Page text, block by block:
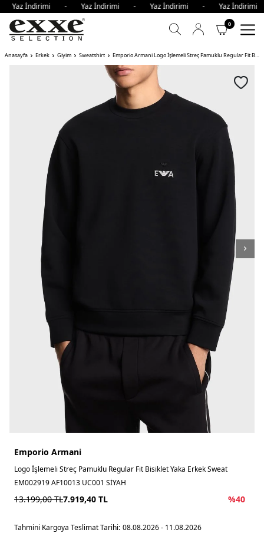
İndirimi - Yaz İndirimi - Yaz İndirimi - Yaz
0
Anasayfa Erkek Giyim Sweatshirt Emporio Armani Logo İşlemeli Streç Pamuklu Regular Fit Bisiklet Yaka Erkek Sweat
Emporio Armani
Logo İşlemeli Streç Pamuklu Regular Fit Bisiklet Yaka Erkek Sweat
EM002919 AF10013 UC001 SİYAH
13.199,00TL7.919,40 TL %40
Tahmini Kargoya Teslimat Tarihi: 08.08.2026 - 11.08.2026